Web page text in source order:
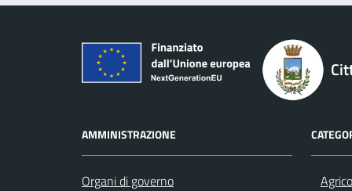
AMMINISTRAZIONE
Organi di governo